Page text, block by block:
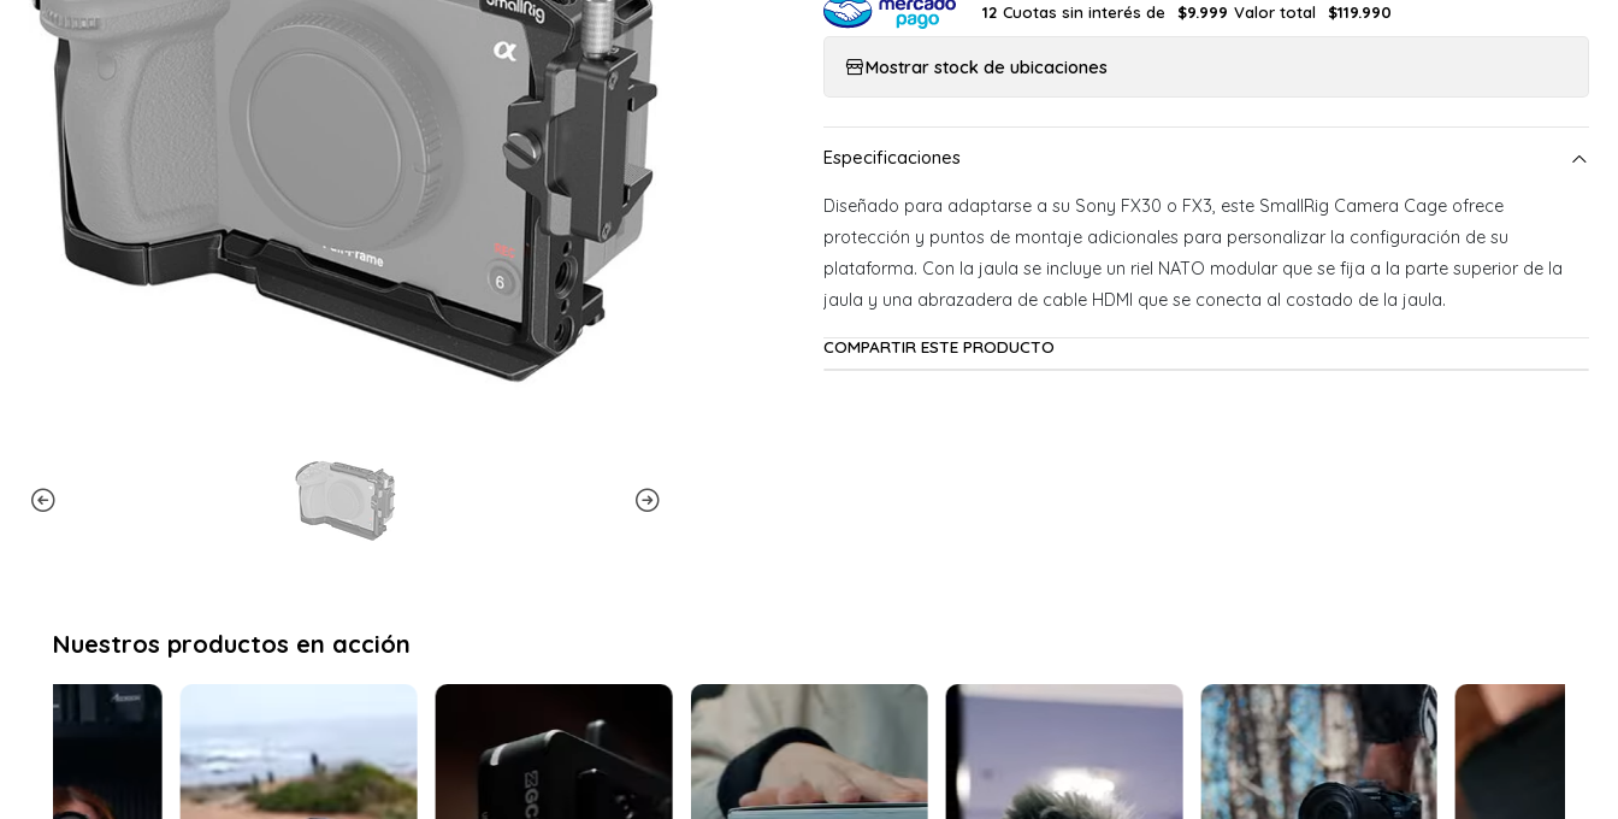
12 Cuotas sin interés de $9.999 Valor total $119.990
Mostrar stock de ubicaciones
Diseñado para adaptarse a su Sony FX30 o FX3, este SmallRig Camera Cage ofrece
protección y puntos de montaje adicionales para personalizar la configuración de su
plataforma. Con la jaula se incluye un riel NATO modular que se fija a la parte superior de la
jaula y una abrazadera de cable HDMI que se conecta al costado de la jaula.
COMPARTIR ESTE PRODUCTO